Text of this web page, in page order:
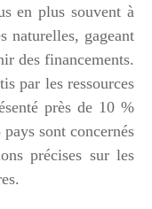
en plus souvent à
naturelles, gageant
des financements.
par les ressources
près de 10 %
sont concernés
précises sur les